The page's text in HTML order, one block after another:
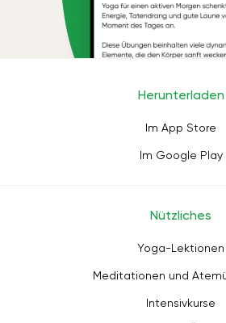
Herunterladen
Im App Store
Im Google Play
Nützliches
Yoga-Lektionen
Meditationen und
Intensivkurse